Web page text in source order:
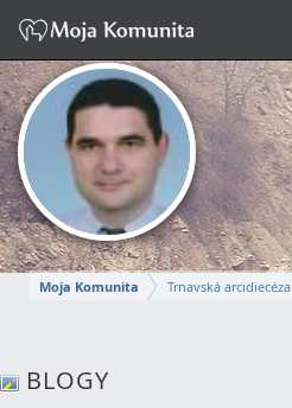
Moja Komunita
Trnavská arcidiecéza
MIROSLAV
BLOGY